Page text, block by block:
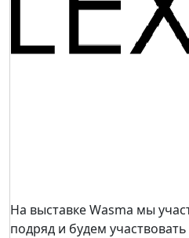
На выставке Wasma мы
подряд и будем